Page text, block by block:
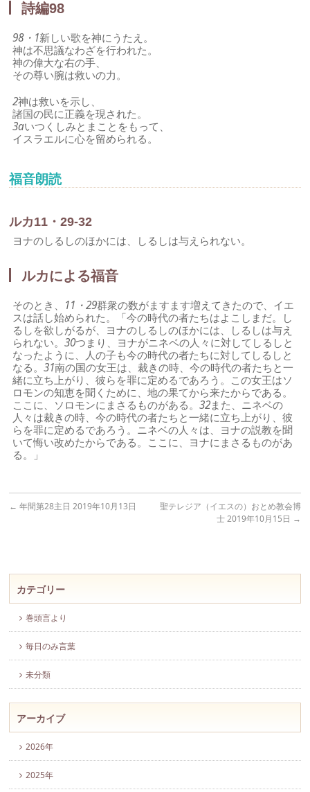
詩編98
98・1新しい歌を神にうたえ。
神は不思議なわざを行われた。
神の偉大な右の手、
その尊い腕は救いの力。
2神は救いを示し、
諸国の民に正義を現された。
3aいつくしみとまことをもって、
イスラエルに心を留められる。
福音朗読
ルカ11・29-32
ヨナのしるしのほかには、しるしは与えられない。
ルカによる福音
そのとき、 11・29群衆の数がますます増えてきたので、イエ
スは話し始められた。「今の時代の者たちはよこしまだ。し
るしを欲しがるが、ヨナのしるしのほかには、しるしは与え
られない。30つまり、ヨナがニネベの人々に対してしるしと
なったように、人の子も今の時代の者たちに対してしるしと
なる。31南の国の女王は、裁きの時、今の時代の者たちと一
緒に立ち上がり、彼らを罪に定めるであろう。この女王はソ
ロモンの知恵を聞くために、地の果てから来たからである。
ここに、ソロモンにまさるものがある。32また、ニネベの
人々は裁きの時、今の時代の者たちと一緒に立ち上がり、彼
らを罪に定めるであろう。ニネベの人々は、ヨナの説教を聞
いて悔い改めたからである。ここに、ヨナにまさるものがあ
る。」
← 年間第28主日 2019年10月13日
聖テレジア（イエスの）おとめ教会博
士 2019年10月15日 →
カテゴリー
巻頭言より
毎日のみ言葉
未分類
アーカイブ
2026年
2025年